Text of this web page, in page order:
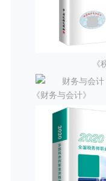
《
《财务与会计》